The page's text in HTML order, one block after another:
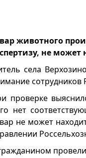
животного
не может
села
сотрудников
проверке
нет
не может